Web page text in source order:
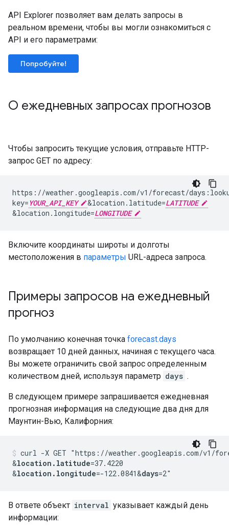
API Explorer позволяет вам делать запросы в
реальном времени, чтобы вы могли ознакомиться с
API и его параметрами:
Попробуйте!
О ежедневных запросах прогнозов
Чтобы запросить текущие условия, отправьте HTTP-
запрос GET по адресу:
https://weather.googleapis.com/v1/forecast/
key= YOUR_API_KEY &location.latitude=LATITUDE
&location.longitude=LONGITUDE
Включите координаты широты и долготы
местоположения в параметры URL-адреса запроса.
Примеры запросов на ежедневный
прогноз
По умолчанию конечная точка forecast.days
возвращает 10 дней данных, начиная с текущего часа.
Вы можете ограничить свой запрос определенным
количеством дней, используя параметр days .
В следующем примере запрашивается ежедневная
прогнозная информация на следующие два дня для
Маунтин-Вью, Калифорния:
curl -X GET "https://weather.googleapis.com/v1/
&location.latitude=37.4220
&location.longitude=-122.0841&days=2"
В ответе объект interval указывает каждый день
информации: